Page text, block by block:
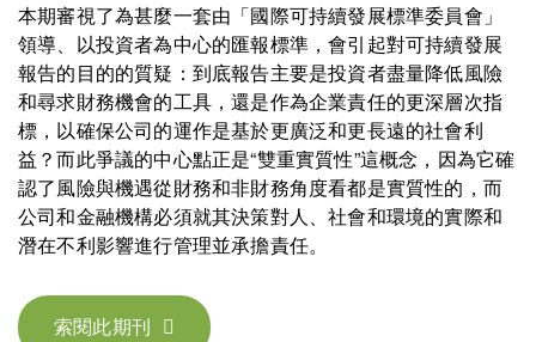
本期審視了為甚麼一套由「國際可持續發展標準委員會」
領導、以投資者為中心的匯報標準，會引起對可持續發展
報告的目的的質疑：到底報告主要是投資者盡量降低風險
和尋求財務機會的工具，還是作為企業責任的更深層次指
標，以確保公司的運作是基於更廣泛和更長遠的社會利
益？而此爭議的中心點正是“雙重實質性”這概念，因為它確
認了風險與機遇從財務和非財務角度看都是實質性的，而
公司和金融機構必須就其決策對人、社會和環境的實際和
潛在不利影響進行管理並承擔責任。
索閱此期刊